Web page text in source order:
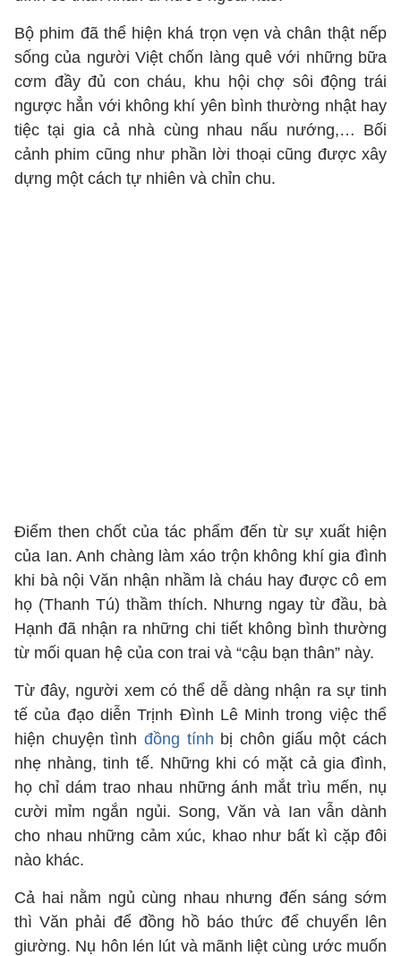
Bộ phim đã thể hiện khá trọn vẹn và chân thật nếp
sống của người Việt chốn làng quê với những bữa
cơm đầy đủ con cháu, khu hội chợ sôi động trái
ngược hẳn với không khí yên bình thường nhật hay
tiệc tại gia cả nhà cùng nhau nấu nướng,… Bối
cảnh phim cũng như phần lời thoại cũng được xây
dựng một cách tự nhiên và chỉn chu.
Điểm then chốt của tác phẩm đến từ sự xuất hiện
của Ian. Anh chàng làm xáo trộn không khí gia đình
khi bà nội Văn nhận nhầm là cháu hay được cô em
họ (Thanh Tú) thầm thích. Nhưng ngay từ đầu, bà
Hạnh đã nhận ra những chi tiết không bình thường
từ mối quan hệ của con trai và “cậu bạn thân” này.
Từ đây, người xem có thể dễ dàng nhận ra sự tinh
tế của đạo diễn Trịnh Đình Lê Minh trong việc thể
hiện chuyện tình đồng tính bị chôn giấu một cách
nhẹ nhàng, tinh tế. Những khi có mặt cả gia đình,
họ chỉ dám trao nhau những ánh mắt trìu mến, nụ
cười mỉm ngắn ngủi. Song, Văn và Ian vẫn dành
cho nhau những cảm xúc, khao như bất kì cặp đôi
nào khác.
Cả hai nằm ngủ cùng nhau nhưng đến sáng sớm
thì Văn phải để đồng hồ báo thức để chuyển lên
giường. Nụ hôn lén lút và mãnh liệt cùng ước muốn